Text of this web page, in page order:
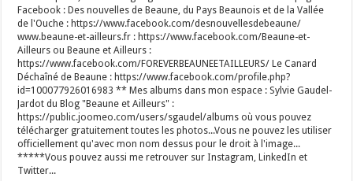
Facebook : Des nouvelles de Beaune, du Pays Beaunois et de la Vallée
de l'Ouche : https://www.facebook.com/desnouvellesdebeaune/
www.beaune-et-ailleurs.fr : https://www.facebook.com/Beaune-et-
Ailleurs ou Beaune et Ailleurs :
https://www.facebook.com/FOREVERBEAUNEETAILLEURS/ Le Canard
Déchaîné de Beaune : https://www.facebook.com/profile.php?
id=100077926016983 ** Mes albums dans mon espace : Sylvie Gaudel-
Jardot du Blog "Beaune et Ailleurs" :
https://public.joomeo.com/users/sgaudel/albums où vous pouvez
télécharger gratuitement toutes les photos...Vous ne pouvez les utiliser
officiellement qu'avec mon nom dessus pour le droit à l'image...
*****Vous pouvez aussi me retrouver sur Instagram, LinkedIn et
Twitter...